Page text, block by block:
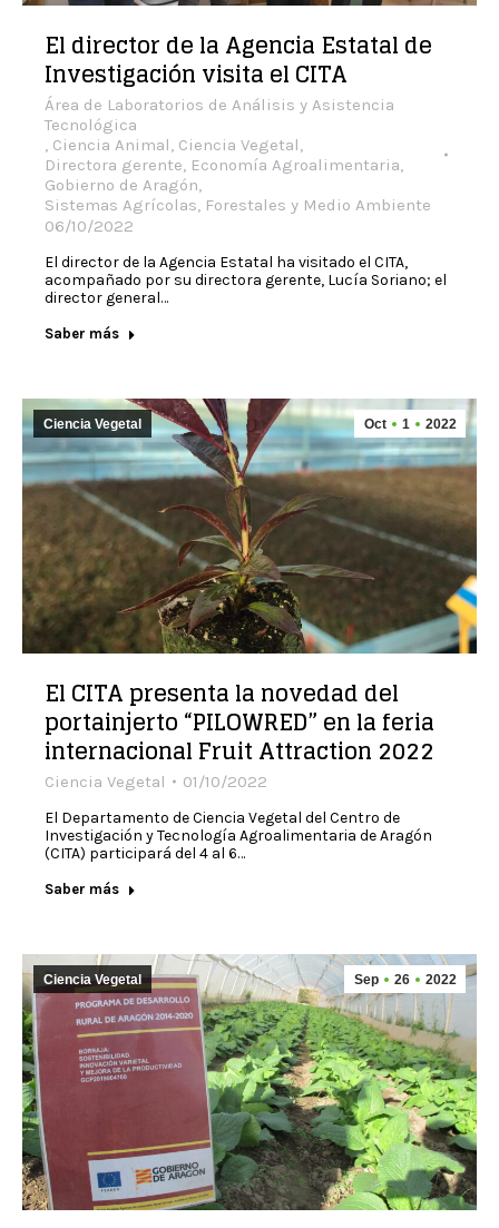
El director de la Agencia Estatal de
Investigación visita el CITA
Área de Laboratorios de Análisis y Asistencia
Tecnológica
, Ciencia Animal, Ciencia Vegetal,
Directora gerente, Economía Agroalimentaria,
Gobierno de Aragón,
Sistemas Agrícolas, Forestales y Medio Ambiente
06/10/2022
El director de la Agencia Estatal ha visitado el CITA,
acompañado por su directora gerente, Lucía Soriano; el
director general…
Saber más
Oct 1 2022
Ciencia Vegetal
El CITA presenta la novedad del
portainjerto “PILOWRED” en la feria
internacional Fruit Attraction 2022
Ciencia Vegetal 01/10/2022
El Departamento de Ciencia Vegetal del Centro de
Investigación y Tecnología Agroalimentaria de Aragón
(CITA) participará del 4 al 6…
Saber más
Sep 26 2022
Ciencia Vegetal